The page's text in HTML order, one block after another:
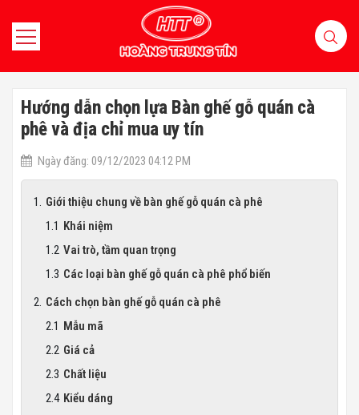
Hướng dẫn chọn lựa Bàn ghế gỗ quán cà
phê và địa chỉ mua uy tín
Ngày đăng: 09/12/2023 04:12 PM
Giới thiệu chung về bàn ghế gỗ quán cà phê
Khái niệm
Vai trò, tầm quan trọng
Các loại bàn ghế gỗ quán cà phê phổ biến
Cách chọn bàn ghế gỗ quán cà phê
Mẫu mã
Giá cả
Chất liệu
Kiểu dáng